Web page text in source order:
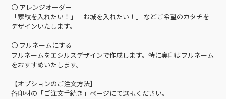
〇 アレンジオーダー
「家紋を入れたい！」「お城を入れたい！」 などご希望のカタチを
デザインいたします。
〇 フルネームにする
フルネームをエシルスデザインで作成します。特に実印はフルネーム
をおすすめいたします。
【オプションのご注文方法】
各印材の「ご注文手続き」ページにて選択ください。